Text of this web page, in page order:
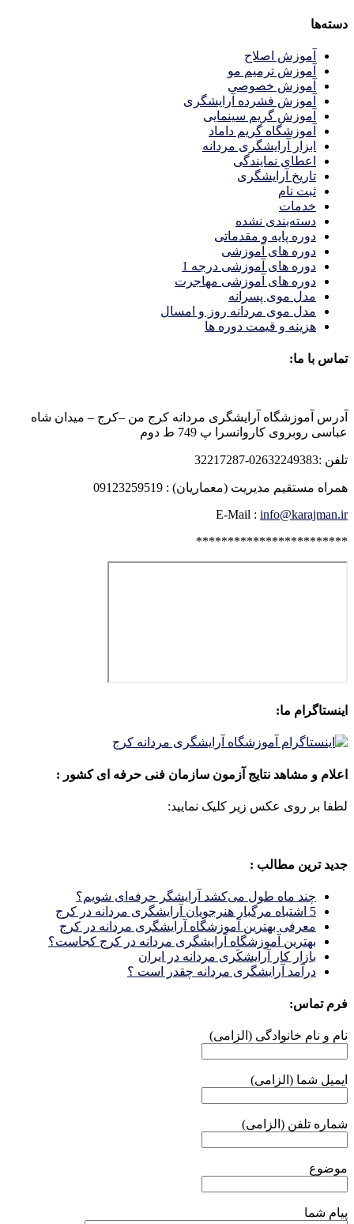
دسته‌ها
آموزش اصلاح
آموزش ترمیم مو
آموزش خصوصی
آموزش فشرده آرایشگری
آموزش گریم سینمایی
آموزشگاه گریم داماد
ابزار آرایشگری مردانه
اعطای نمایندگی
تاریخ آرایشگری
ثبت نام
خدمات
دسته‌بندی نشده
دوره پایه و مقدماتی
دوره های آموزشی
دوره های آموزشی درجه 1
دوره های آموزشی مهاجرت
مدل موی پسرانه
مدل موی مردانه روز و امسال
هزینه و قیمت دوره ها
تماس با ما:
آدرس آموزشگاه آرایشگری مردانه کرج من –کرج – میدان شاه
عباسی روبروی کاروانسرا پ 749 ط دوم
تلفن :02632249383-32217287
همراه مستقیم مدیریت (معماریان) : 09123259519
E-Mail : info@karajman.ir
************************
اینستاگرام ما:
اعلام و مشاهد نتایج آزمون سازمان فنی حرفه ای کشور :
لطفا بر روی عکس زیر کلیک نمایید:
جدید ترین مطالب :
چند ماه طول می‌کشد آرایشگر حرفه‌ای شویم؟
5 اشتباه مرگبار هنرجویان آرایشگری مردانه در کرج
معرفی بهترین آموزشگاه آرایشگری مردانه در کرج
بهترین آموزشگاه آرایشگری مردانه در کرج کجاست؟
بازار كار آرايشكَرى مردانه در ايران
درآمد آرایشگری مردانه چقدر است ؟
فرم تماس:
نام و نام خانوادگی (الزامی)
ایمیل شما (الزامی)
شماره تلفن (الزامی)
موضوع
پیام شما